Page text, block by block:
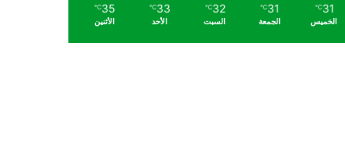
31
℃
الخميس
31
℃
الجمعة
32
℃
السبت
33
℃
الأحد
35
℃
الأثنين